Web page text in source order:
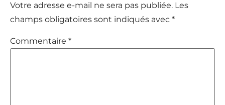
Votre adresse e-mail ne sera pas publiée. Les
champs obligatoires sont indiqués avec *
Commentaire *